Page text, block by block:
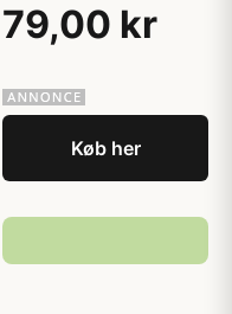
79,00 kr
Køb her